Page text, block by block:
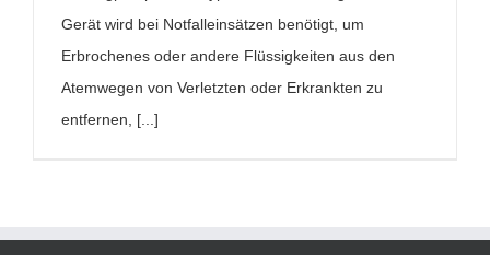
Gerät wird bei Notfalleinsätzen benötigt, um
Erbrochenes oder andere Flüssigkeiten aus den
Atemwegen von Verletzten oder Erkrankten zu
entfernen, [...]